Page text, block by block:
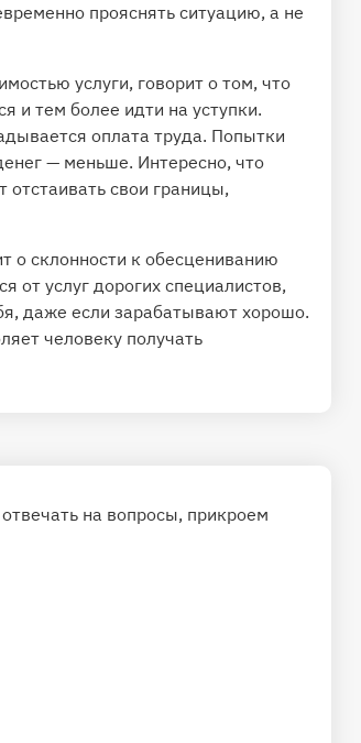
прояснять ситуацию, а не
услуги, говорит о том, что
и тем более идти на уступки.
оплата труда. Попытки
— меньше. Интересно, что
свои границы,
о склонности к обесцениванию
от услуг дорогих специалистов,
даже если зарабатывают хорошо.
человеку получать
на вопросы, прикроем